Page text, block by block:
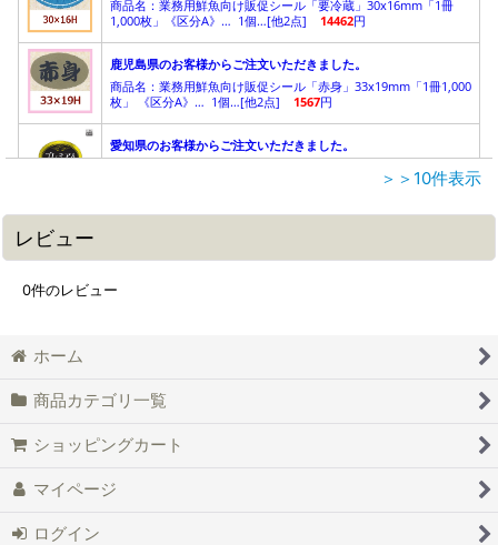
＞＞10件表示
レビュー
0件のレビュー
ホーム
商品カテゴリ一覧
ショッピングカート
マイページ
ログイン